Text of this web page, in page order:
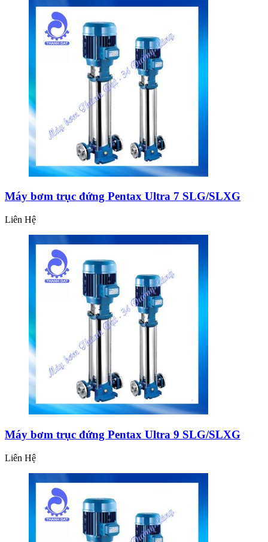
Máy bơm trục đứng Pentax Ultra 7 SLG/SLXG
Liên Hệ
Máy bơm trục đứng Pentax Ultra 9 SLG/SLXG
Liên Hệ